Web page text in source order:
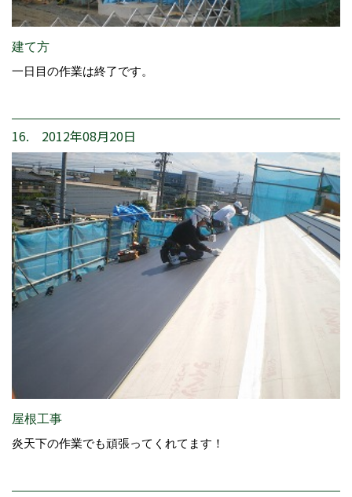
建て方
一日目の作業は終了です。
16. 2012年08月20日
屋根工事
炎天下の作業でも頑張ってくれてます！